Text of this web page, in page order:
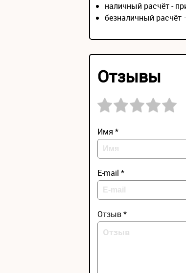
наличный расчёт -
безналичный расчёт
Отзывы
Имя *
E-mail *
Отзыв *